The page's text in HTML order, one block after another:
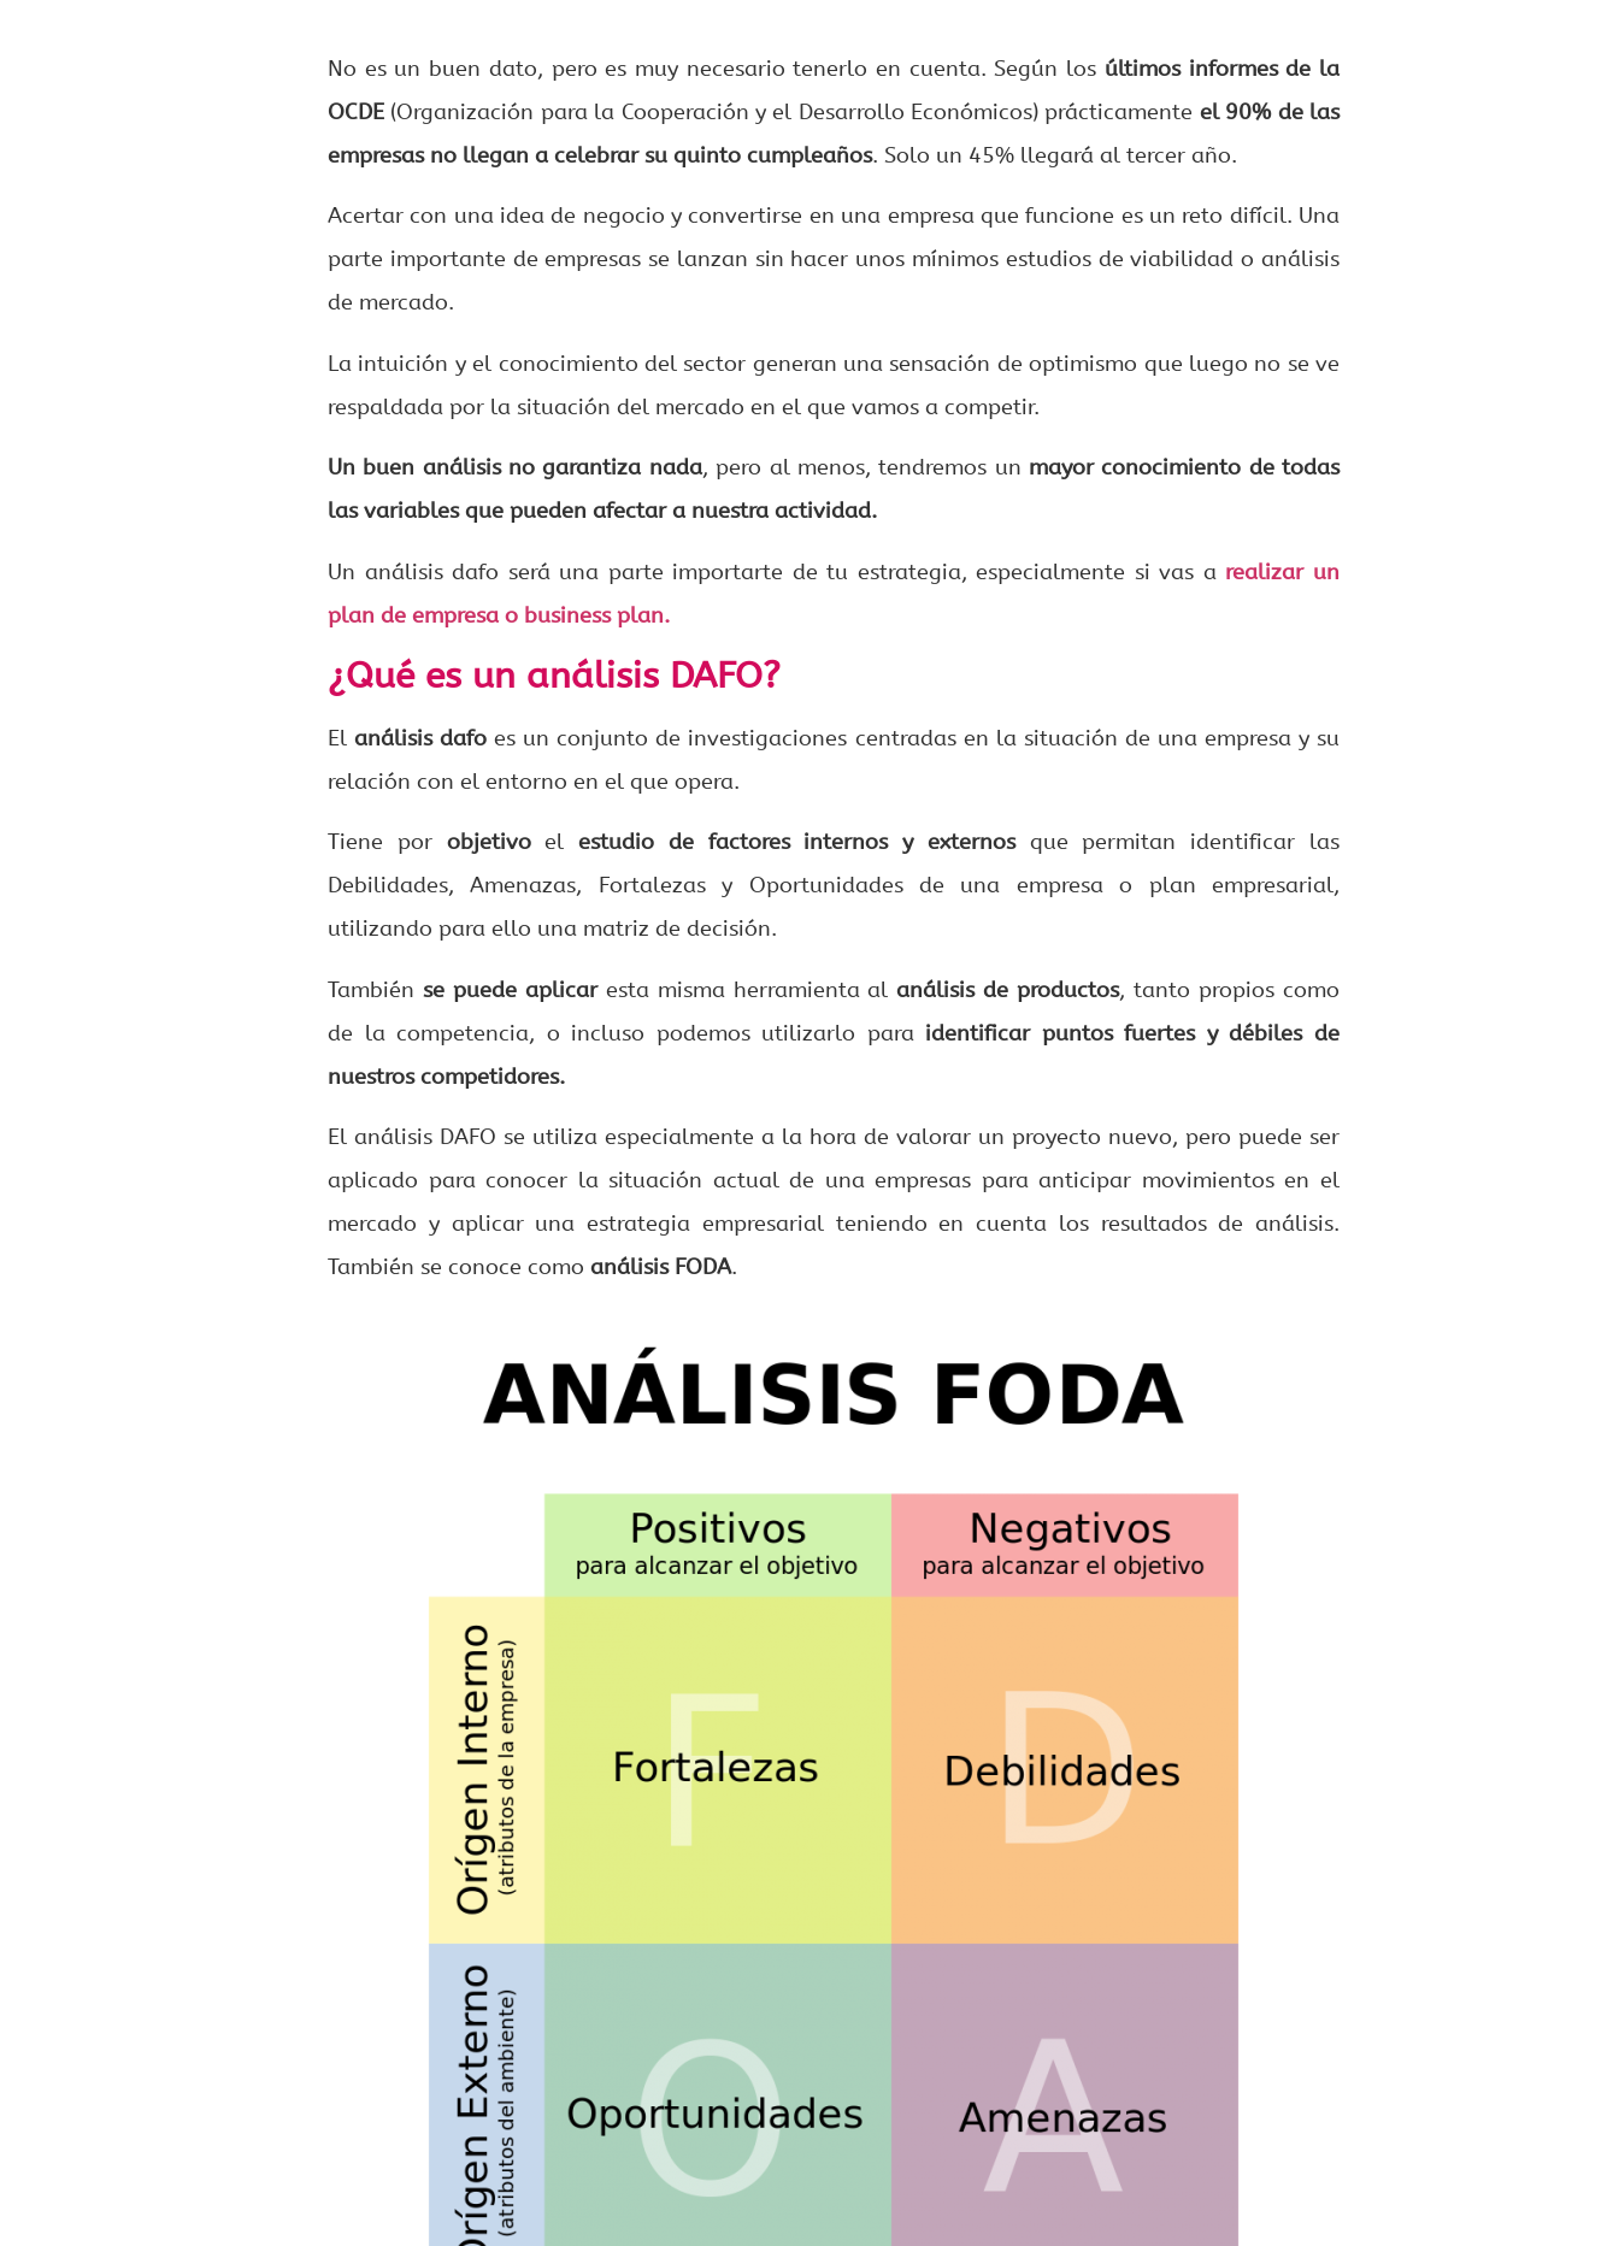
No es un buen dato, pero es muy necesario tenerlo en cuenta. Según los últimos informes de la
OCDE (Organización para la Cooperación y el Desarrollo Económicos) prácticamente el 90% de las
empresas no llegan a celebrar su quinto cumpleaños. Solo un 45% llegará al tercer año.
Acertar con una idea de negocio y convertirse en una empresa que funcione es un reto difícil. Una
parte importante de empresas se lanzan sin hacer unos mínimos estudios de viabilidad o análisis
de mercado.
La intuición y el conocimiento del sector generan una sensación de optimismo que luego no se ve
respaldada por la situación del mercado en el que vamos a competir.
Un buen análisis no garantiza nada, pero al menos, tendremos un mayor conocimiento de todas
las variables que pueden afectar a nuestra actividad.
Un análisis dafo será una parte importarte de tu estrategia, especialmente si vas a realizar un
plan de empresa o business plan.
¿Qué es un análisis DAFO?
Elanálisis dafo es un conjunto de investigaciones centradas en la situación de una empresa y su
relación con el entorno en el que opera.
Tiene por objetivoelestudio de factores internos y externosque permitan identificar las
Debilidades, Amenazas, Fortalezas y Oportunidades de una empresa o plan empresarial,
utilizando para ello una matriz de decisión.
También se puede aplicaresta misma herramienta alanálisis de productos, tanto propios como
de la competencia, o incluso podemos utilizarlo para identificar puntos fuertes y débiles de
nuestros competidores.
El análisis DAFO se utiliza especialmente a la hora de valorar un proyecto nuevo, pero puede ser
aplicado para conocer la situación actual de una empresas para anticipar movimientos en el
mercado y aplicar una estrategia empresarial teniendo en cuenta los resultados de análisis.
También se conoce como análisis FODA.